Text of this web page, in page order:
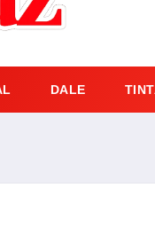
DALE